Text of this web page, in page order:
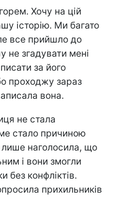
Хочу на цій
історію. Ми багато
все прийшло до
згадувати мені
за його
проходжу зараз
вона.
не стала
стало причиною
наголосила, що
і вони змогли
без конфліктів.
прихильників